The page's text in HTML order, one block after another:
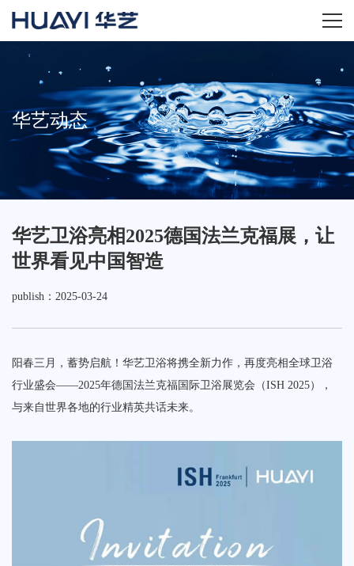
关于华艺
华艺产品
新闻资讯
招商加盟
荣誉体系
联系我们
华艺动态
华艺卫浴亮相2025德国法兰克福展，让
世界看见中国智造
publish：2025-03-24
阳春三月，蓄势启航！华艺卫浴将携全新力作，再度亮相全球卫浴
行业盛会——‌2025年德国法兰克福国际卫浴展览会（ISH 2025）‌，
与来自世界各地的行业精英共话未来。